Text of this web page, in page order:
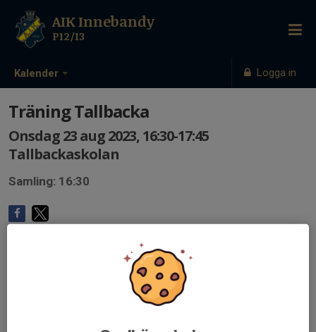
Kalender Logga in
AIK Innebandy
P12/13
Träning Tallbacka
Onsdag 23 aug 2023, 16:30-17:45
Tallbackaskolan
Samling: 16:30